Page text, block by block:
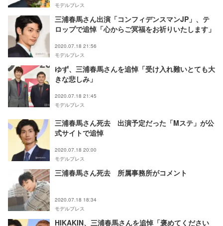
モデルプレス
三浦春馬さん出演「コンフィデンスマンJP」、テ
ロップで追悼「心からご冥福をお祈りいたします」
2020.07.18 21:56
モデルプレス
ゆず、三浦春馬さんを追悼「受け入れ難いとても大
きな悲しみ」
2020.07.18 21:45
モデルプレス
三浦春馬さん死去 出演予定だった「Mステ」が公
式サイトで追悼
2020.07.18 20:00
モデルプレス
三浦春馬さん死去 所属事務所がコメント
2020.07.18 18:34
モデルプレス
HIKAKIN、三浦春馬さんを追悼「褒めてください